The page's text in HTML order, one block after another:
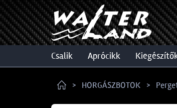
csalik aprócikk
HORGÁSZBOTOK